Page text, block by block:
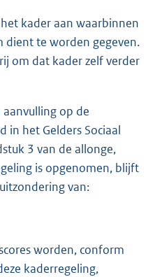
kader aan waarbinnen
dient te worden gegeven.
om dat kader zelf verder
aanvulling op de
in het Gelders Sociaal
3 van de allonge,
is opgenomen, blijft
van:
worden, conform
kaderregeling,